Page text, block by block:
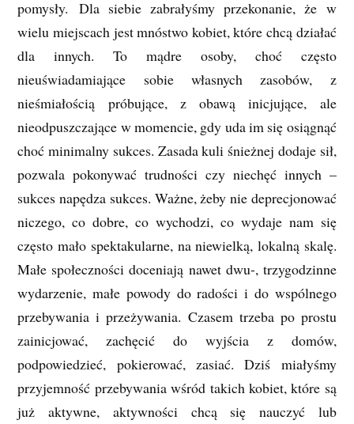
pomysły. Dla siebie zabrałyśmy przekonanie, że w
wielu miejscach jest mnóstwo kobiet, które chcą działać
dla innych. To mądre osoby, choć często
nieuświadamiające sobie własnych zasobów, z
nieśmiałością próbujące, z obawą inicjujące, ale
nieodpuszczające w momencie, gdy uda im się osiągnąć
choć minimalny sukces. Zasada kuli śnieżnej dodaje sił,
pozwala pokonywać trudności czy niechęć innych –
sukces napędza sukces. Ważne, żeby nie deprecjonować
niczego, co dobre, co wychodzi, co wydaje nam się
często mało spektakularne, na niewielką, lokalną skalę.
Małe społeczności doceniają nawet dwu-, trzygodzinne
wydarzenie, małe powody do radości i do wspólnego
przebywania i przeżywania. Czasem trzeba po prostu
zainicjować, zachęcić do wyjścia z domów,
podpowiedzieć, pokierować, zasiać. Dziś miałyśmy
przyjemność przebywania wśród takich kobiet, które są
już aktywne, aktywności chcą się nauczyć lub